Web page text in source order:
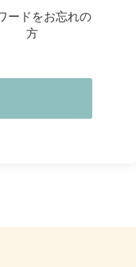
ードをお忘れの
方